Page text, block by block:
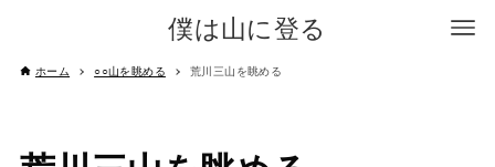
僕は山に登る
ホーム ○○山を眺める 荒川三山を眺める